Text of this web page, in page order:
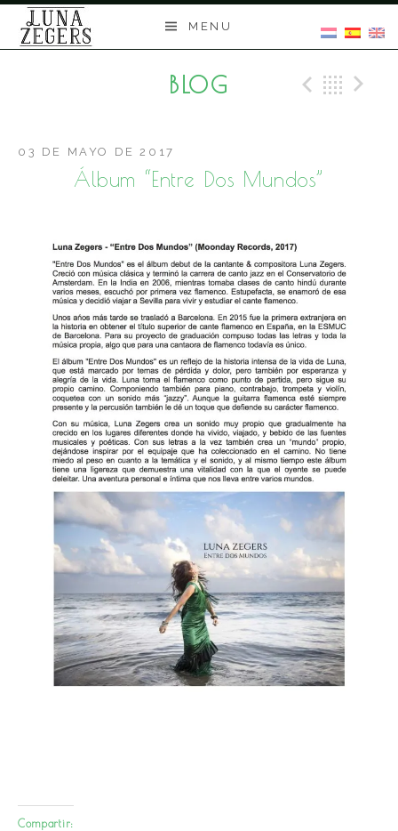
Skip
MENU
BLOG
Álbum “Entre Dos Mundos”
03 DE MAYO DE 2017
Compartir: